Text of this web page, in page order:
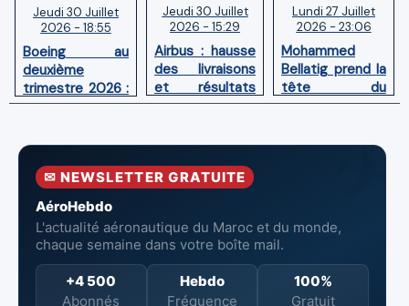
Jeudi 30 Juillet
2026 - 18:55
Boeing au
deuxième
trimestre 2026 :
Chiffre d'affaires
pertes nettes
réduites
Jeudi 30 Juillet
2026 - 15:29
Airbus : hausse
des livraisons
et résultats
financiers
premier
Lundi 27 Juillet
2026 - 23:06
Mohammed
Bellatig prend la
tête du
Groupement
Marocaines
✉ NEWSLETTER GRATUITE
AéroHebdo
L'actualité aéronautique du Maroc et du monde,
chaque semaine dans votre boîte mail.
+4 500
Abonnés
Hebdo
Fréquence
100%
Gratuit